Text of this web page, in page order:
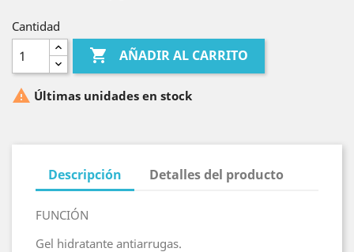
Cantidad
 AÑADIR AL CARRITO
 Últimas unidades en stock
Descripción Detalles del producto
FUNCIÓN
Gel hidratante antiarrugas.